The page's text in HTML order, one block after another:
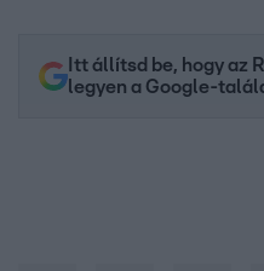
Itt állítsd be, hogy az
legyen a Google-